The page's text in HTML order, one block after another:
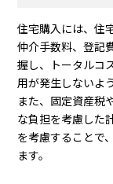
住宅購入には、住
仲介手数料、登記
握し、トータルコ
用が発生しないよ
また、固定資産税
な負担を考慮した
を考慮することで
ます。